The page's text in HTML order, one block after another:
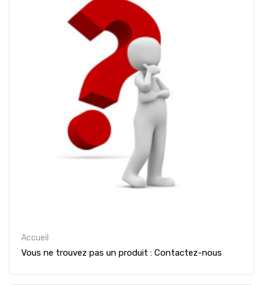
Accueil
Vous ne trouvez pas un produit : Contactez-nous